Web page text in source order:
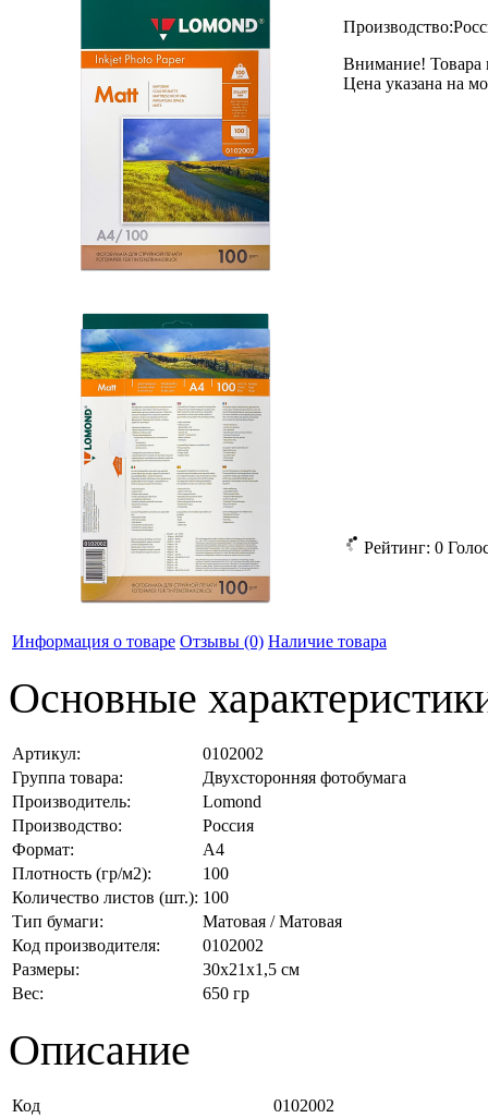
Производство:
Внимание! Товара
Цена указана на
Рейтинг: 0
Информация о товаре Отзывы (0) Наличие товара
Основные
Артикул:
0102002
Группа товара:
Двухсторонняя фотобумага
Производитель:
Lomond
Производство:
Россия
Формат:
А4
Плотность (гр/м2):
100
Количество листов (шт.): 100
Тип бумаги:
Матовая / Матовая
Код производителя:
0102002
Размеры:
30x21x1,5 см
Вес:
650 гр
Описание
Код
0102002